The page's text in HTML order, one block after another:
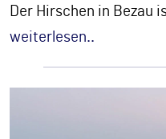
Der Hirschen in Bezau
weiterlesen..